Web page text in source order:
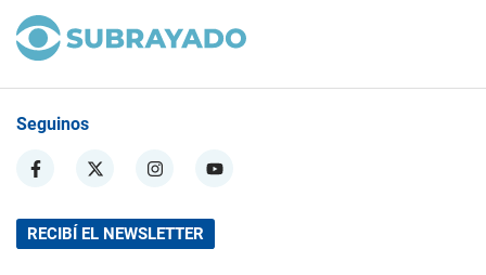
Seguinos
RECIBÍ EL NEWSLETTER